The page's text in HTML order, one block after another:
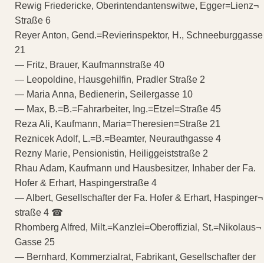
Rewig Friedericke, Oberintendantenswitwe, Egger=Lienz¬
Straße 6
Reyer Anton, Gend.=Revierinspektor, H., Schneeburggasse
21
— Fritz, Brauer, Kaufmannstraße 40
— Leopoldine, Hausgehilfin, Pradler Straße 2
— Maria Anna, Bedienerin, Seilergasse 10
— Max, B.=B.=Fahrarbeiter, Ing.=Etzel=Straße 45
Reza Ali, Kaufmann, Maria=Theresien=Straße 21
Reznicek Adolf, L.=B.=Beamter, Neurauthgasse 4
Rezny Marie, Pensionistin, Heiliggeiststraße 2
Rhau Adam, Kaufmann und Hausbesitzer, Inhaber der Fa.
Hofer & Erhart, Haspingerstraße 4
— Albert, Gesellschafter der Fa. Hofer & Erhart, Haspinger¬
straße 4 ☎
Rhomberg Alfred, Milt.=Kanzlei=Oberoffizial, St.=Nikolaus¬
Gasse 25
— Bernhard, Kommerzialrat, Fabrikant, Gesellschafter der